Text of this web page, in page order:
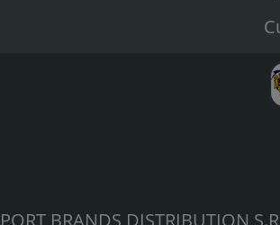
BRANDS DISTRIBUTION